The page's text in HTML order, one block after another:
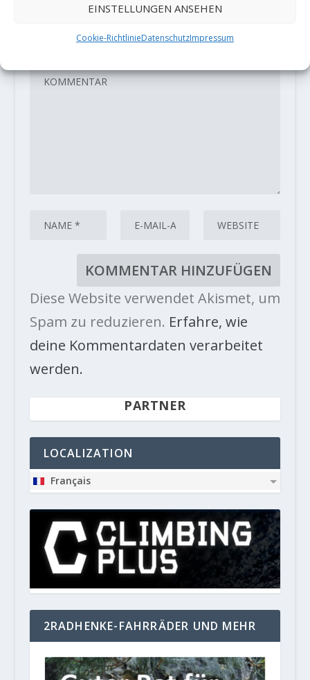
EINSTELLUNGEN ANSEHEN
Cookie-RichtlinieDatenschutzImpressum
Deine E-Mail-Adresse wird nicht
sind mit*markiert
Diese Website verwendet Akismet, um
Spam zu reduzieren. Erfahre, wie
deine Kommentardaten verarbeitet
werden.
PARTNER
LOCALIZATION
Français
2RADHENKE-FAHRRÄDER UND MEHR